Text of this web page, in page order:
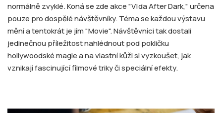
normálně zvyklé. Koná se zde akce "V!da After Dark," určena
pouze pro dospělé návštěvníky. Téma se každou výstavu
mění a tentokrát je jím "Movie". Návštěvníci tak dostali
jedinečnou příležitost nahlédnout pod pokličku
hollywoodské magie a na vlastní kůži si vyzkoušet, jak
vznikají fascinující filmové triky či speciální efekty.